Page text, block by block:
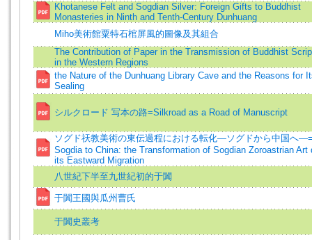
Khotanese Felt and Sogdian Silver: Foreign Gifts to Buddhist
Monasteries in Ninth and Tenth-Century Dunhuang
Miho美術館粟特石棺屏風的圖像及其組合
The Contribution of Paper in the Transmission of Buddhist
in the Western Regions
the Nature of the Dunhuang Library Cave and the Reasons for
Sealing
シルクロード 写本の路=Silkroad as a Road of Manuscript
ソグド祆教美術の東伝過程における転化―ソグドから中国へ
Sogdia to China: the Transformation of Sogdian Zoroastrian Art
its Eastward Migration
八世紀下半至九世紀初的于闐
于闐王國與瓜州曹氏
于闐史叢考